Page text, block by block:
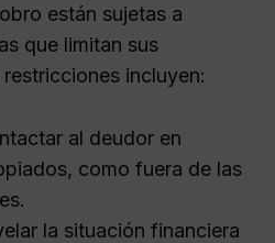
están sujetas a
que limitan sus
incluyen:
al deudor en
como fuera de las
la situación financiera